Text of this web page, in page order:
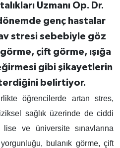
Uzmanı Op. Dr.
genç hastalar
stresi sebebiyle göz
çift görme, ışığa
gibi şikayetlerin
belirtiyor.
öğrencilerde artan stres,
sağlık üzerinde de ciddi
ve üniversite sınavlarına
bulanık görme, çift